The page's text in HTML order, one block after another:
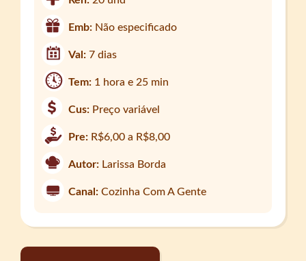
Emb: Não especificado
Val:7 dias
Tem: 1 hora e 25 min
Cus: Preço variável
Pre: R$6,00 a R$8,00
Autor: Larissa Borda
Canal: Cozinha Com A Gente